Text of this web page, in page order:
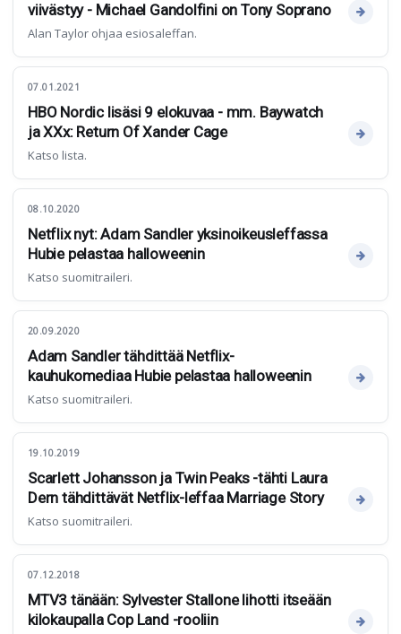
viivästyy - Michael Gandolfini on Tony Soprano
Alan Taylor ohjaa esiosaleffan.
07.01.2021
HBO Nordic lisäsi 9 elokuvaa - mm. Baywatch
ja XXx: Return Of Xander Cage
Katso lista.
08.10.2020
Netflix nyt: Adam Sandler yksinoikeusleffassa
Hubie pelastaa halloweenin
Katso suomitraileri.
20.09.2020
Adam Sandler tähdittää Netflix-
kauhukomediaa Hubie pelastaa halloweenin
Katso suomitraileri.
19.10.2019
Scarlett Johansson ja Twin Peaks -tähti Laura
Dern tähdittävät Netflix-leffaa Marriage Story
Katso suomitraileri.
07.12.2018
MTV3 tänään: Sylvester Stallone lihotti itseään
kilokaupalla Cop Land -rooliin